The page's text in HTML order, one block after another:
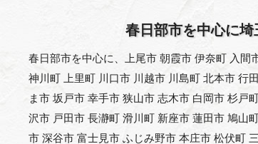
春日部市を中心に埼
春日部市を中心に、上尾市 朝霞市 伊奈町 入間
神川町 上里町 川口市 川越市 川島町 北本市 行
ま市 坂戸市 幸手市 狭山市 志木市 白岡市 杉戸
沢市 戸田市 長瀞町 滑川町 新座市 蓮田市 鳩山
市 深谷市 富士見市 ふじみ野市 本庄市 松伏町